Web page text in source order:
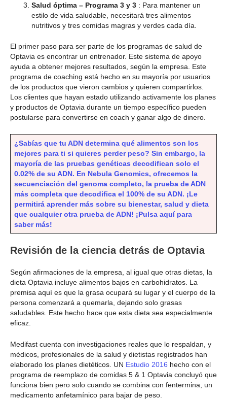
Salud óptima – Programa 3 y 3 : Para mantener un
estilo de vida saludable, necesitará tres alimentos
nutritivos y tres comidas magras y verdes cada día.
El primer paso para ser parte de los programas de salud de
Optavia es encontrar un entrenador. Este sistema de apoyo
ayuda a obtener mejores resultados, según la empresa. Este
programa de coaching está hecho en su mayoría por usuarios
de los productos que vieron cambios y quieren compartirlos.
Los clientes que hayan estado utilizando activamente los planes
y productos de Optavia durante un tiempo específico pueden
postularse para convertirse en coach y ganar algo de dinero.
¿Sabías que tu ADN determina qué alimentos son los
mejores para ti si quieres perder peso? Sin embargo, la
mayoría de las pruebas genéticas decodifican solo el
0.02% de su ADN. En Nebula Genomics, ofrecemos la
secuenciación del genoma completo, la prueba de ADN
más completa que decodifica el 100% de su ADN. ¡Le
permitirá aprender más sobre su bienestar, salud y dieta
que cualquier otra prueba de ADN! ¡Pulsa aquí para
saber más!
Revisión de la ciencia detrás de Optavia
Según afirmaciones de la empresa, al igual que otras dietas, la
dieta Optavia incluye alimentos bajos en carbohidratos. La
premisa aquí es que la grasa ocupará su lugar y el cuerpo de la
persona comenzará a quemarla, dejando solo grasas
saludables. Este hecho hace que esta dieta sea especialmente
eficaz.
Medifast cuenta con investigaciones reales que lo respaldan, y
médicos, profesionales de la salud y dietistas registrados han
elaborado los planes dietéticos. UN Estudio 2016 hecho con el
programa de reemplazo de comidas 5 & 1 Optavia concluyó que
funciona bien pero solo cuando se combina con fentermina, un
medicamento anfetamínico para bajar de peso.